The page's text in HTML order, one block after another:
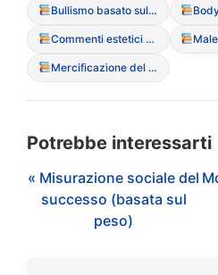
Bullismo basato sul peso
Commenti estetici non richiesti
Mercificazione del corpo
Potrebbe interessarti
« Misurazione sociale del
successo (basata sul
peso)